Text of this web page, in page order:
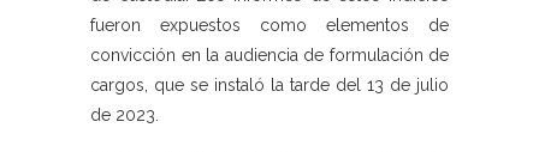
fueron expuestos como elementos de
convicción en la audiencia de formulación de
cargos, que se instaló la tarde del 13 de julio
de 2023.